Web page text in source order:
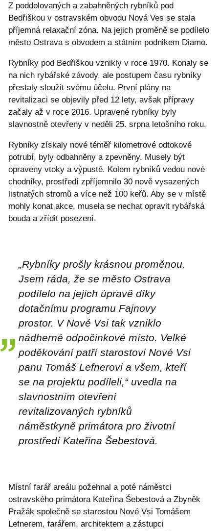
Z poddolovaných a zabahněných rybníků pod
Bedřiškou v ostravském obvodu Nová Ves se stala
příjemná relaxační zóna. Na jejich proměně se podílelo
město Ostrava s obvodem a státním podnikem Diamo.
Rybníky pod Bedřiškou vznikly v roce 1970. Konaly se
na nich rybářské závody, ale postupem času rybníky
přestaly sloužit svému účelu. První plány na
revitalizaci se objevily před 12 lety, avšak přípravy
začaly až v roce 2016. Upravené rybníky byly
slavnostně otevřeny v neděli 25. srpna letošního roku.
Rybníky získaly nové téměř kilometrové odtokové
potrubí, byly odbahněny a zpevněny. Musely být
opraveny vtoky a výpustě. Kolem rybníků vedou nové
chodníky, prostředí zpříjemnilo 30 nově vysazených
listnatých stromů a více než 100 keřů. Aby se v místě
mohly konat akce, musela se nechat opravit rybářská
bouda a zřídit posezení.
„Rybníky prošly krásnou proměnou.
Jsem ráda, že se město Ostrava
podílelo na jejich úpravě díky
dotačnímu programu Fajnovy
prostor. V Nové Vsi tak vzniklo
nádherné odpočinkové místo. Velké
poděkování patří starostovi Nové Vsi
panu Tomáš Lefnerovi a všem, kteří
se na projektu podíleli,“ uvedla na
slavnostním otevření
revitalizovaných rybníků
náměstkyně primátora pro životní
prostředí Kateřina Šebestová.
Místní farář areálu požehnal a poté náměstci
ostravského primátora Kateřina Śebestová a Zbyněk
Pražák společně se starostou Nové Vsi Tomášem
Lefnerem, farářem, architektem a zástupci